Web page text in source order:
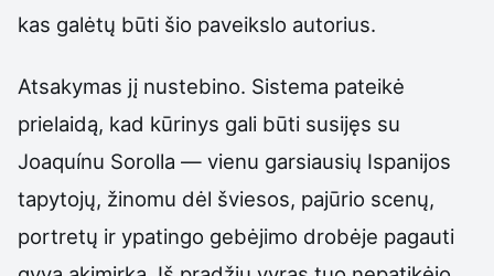
kas galėtų būti šio paveikslo autorius.
Atsakymas jį nustebino. Sistema pateikė
prielaidą, kad kūrinys gali būti susijęs su
Joaquínu Sorolla — vienu garsiausių Ispanijos
tapytojų, žinomu dėl šviesos, pajūrio scenų,
portretų ir ypatingo gebėjimo drobėje pagauti